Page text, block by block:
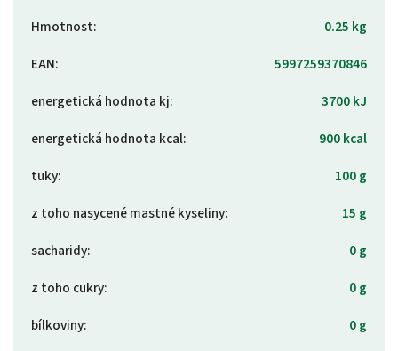
Hmotnost:
0.25 kg
EAN:
5997259370846
energetická hodnota kj:
3700 kJ
energetická hodnota kcal:
900 kcal
tuky:
100 g
z toho nasycené mastné kyseliny:
15 g
sacharidy:
0 g
z toho cukry:
0 g
bílkoviny:
0 g